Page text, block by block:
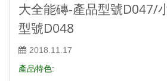
大全能磚-產品型號D047/
型號D048
2018.11.17
產品特色: